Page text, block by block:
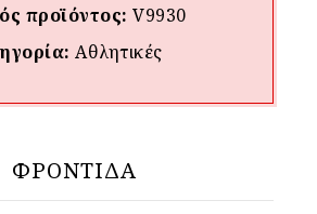
προϊόντος: V9930
Αθλητικές
ΦΡΟΝΤΙΔΑ